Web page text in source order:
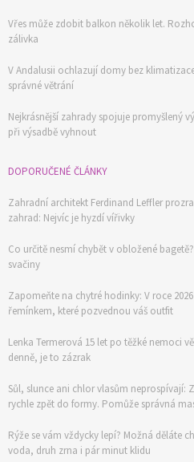
Vřes může zdobit balkon několik let.
zálivka
V Andalusii ochlazují domy bez
správné větrání
Nejkrásnější zahrady spojuje promyšlený
při výsadbě vyhnout
DOPORUČENÉ ČLÁNKY
Zahradní architekt Ferdinand Leffler
zahrad: Nejvíc je hyzdí vířivky
Co určitě nesmí chybět v obložené
svačiny
Zapomeňte na chytré hodinky: V roce
řemínkem, které pozvednou váš outfit
Lenka Termerová 15 let po těžké nemoci
denně, je to zázrak
Sůl, slunce ani chlor vlasům neprospívají:
rychle zpět do formy. Pomůže správná
Rýže se vám vždycky lepí? Možná děláte
voda, druh zrna i pár minut klidu